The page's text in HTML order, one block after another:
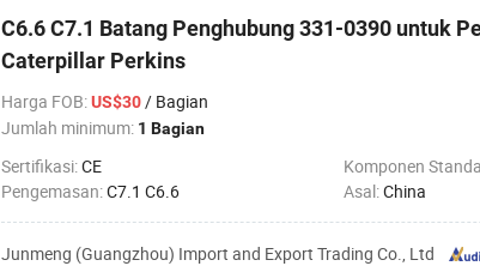
C6.6 C7.1 Batang Penghubung 331-0390 untuk
Caterpillar Perkins
Harga FOB:US$30/ Bagian
Jumlah minimum: 1 Bagian
Sertifikasi:CE Komponen
Pengemasan:C7.1 C6.6 Asal:China
Junmeng (Guangzhou) Import and Export Trading Co., Ltd